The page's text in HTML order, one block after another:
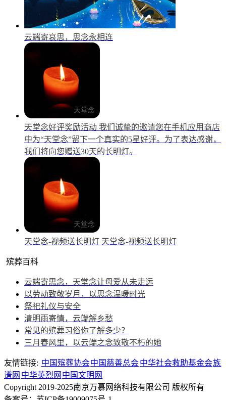
云端寄哀思，思念永相连
天堂念好评奖励活动 我们诚挚的邀请您在手机应用商店
中为“天堂念”留下一个真实的5星好评。为了表达感谢，
我们将向您赠送30天的长明灯。
天堂念-视频送长明灯 天堂念-视频送长明灯
殡葬百科
云端寄思念，天堂念让母爱从未走远
以劳动致敬岁月，以思念温暖时光
祭祀礼仪与安全
清明雨寄情，云端解乡愁
常见的殡葬习俗你了解多少？
三月春风里，以云端之念致敬不朽的她
友情链接: 中国殡葬协会中国慈善总会中华社会救助基金会族
谱网 中华英烈网 中国文明网
Copyright 2019-2025南京万慕网络科技有限公司 版权所有